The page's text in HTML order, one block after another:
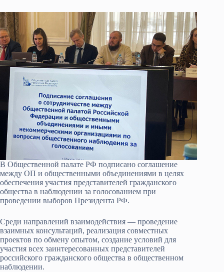
В Общественной палате РФ подписано соглашение
между ОП и общественными объединениями в целях
обеспечения участия представителей гражданского
общества в наблюдении за голосованием при
проведении выборов Президента РФ.
Среди направлений взаимодействия — проведение
взаимных консультаций, реализация совместных
проектов по обмену опытом, создание условий для
участия всех заинтересованных представителей
российского гражданского общества в общественном
наблюдении.